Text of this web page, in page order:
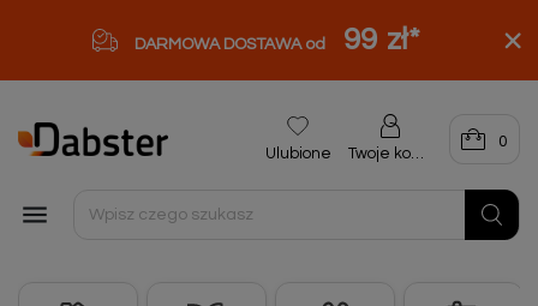
DARMOWA DOSTAWA od 99 zł*

Ulubione Twoje konto
0